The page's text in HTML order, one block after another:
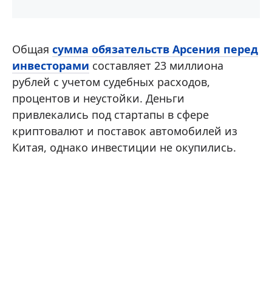
Общая сумма обязательств Арсения перед
инвесторами составляет 23 миллиона
рублей с учетом судебных расходов,
процентов и неустойки. Деньги
привлекались под стартапы в сфере
криптовалют и поставок автомобилей из
Китая, однако инвестиции не окупились.